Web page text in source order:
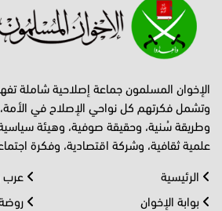
الإخوان المسلمون جماعة إصلاحية شاملة
وتشمل فكرتهم كل نواحي الإصلاح في
وطريقة سُنية، وحقيقة صوفية، وهيئة
علمية ثقافية، وشركة اقتصادية، وفكرة
الرئيسية
بوابة الإخوان
عرب